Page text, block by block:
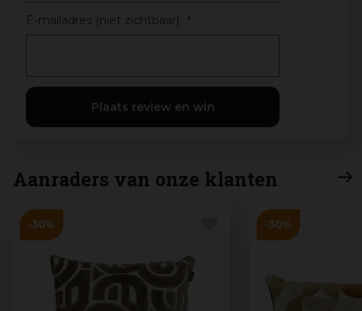
E-mailadres (niet zichtbaar): *
Aanraders van onze klanten